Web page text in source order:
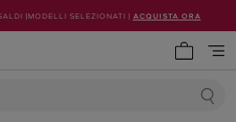
|MODELLI SELEZIONATI | ACQUISTA ORA